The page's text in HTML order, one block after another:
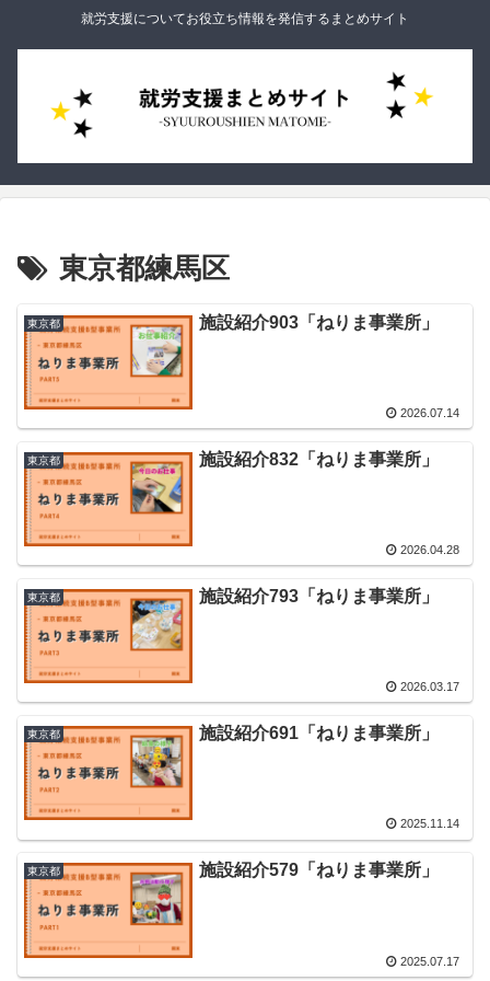
就労支援についてお役立ち情報を発信するまとめサイト
東京都練馬区
東京都 施設紹介903「ねりま事業所」
2026.07.14
東京都 施設紹介832「ねりま事業所」
2026.04.28
東京都 施設紹介793「ねりま事業所」
2026.03.17
東京都 施設紹介691「ねりま事業所」
2025.11.14
東京都 施設紹介579「ねりま事業所」
2025.07.17